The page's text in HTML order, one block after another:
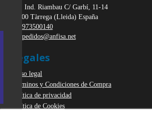
Pol. Ind. Riambau C/ Garbí, 11-14
25300 Tàrrega (Lleida) España
973500140
pedidos@anfisa.net
Legales
Aviso legal
Términos y Condiciones de Compra
Política de privacidad
Política de Cookies